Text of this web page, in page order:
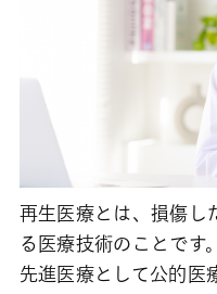
再生医療とは、損傷し
る医療技術のことです。
先進医療として公的医